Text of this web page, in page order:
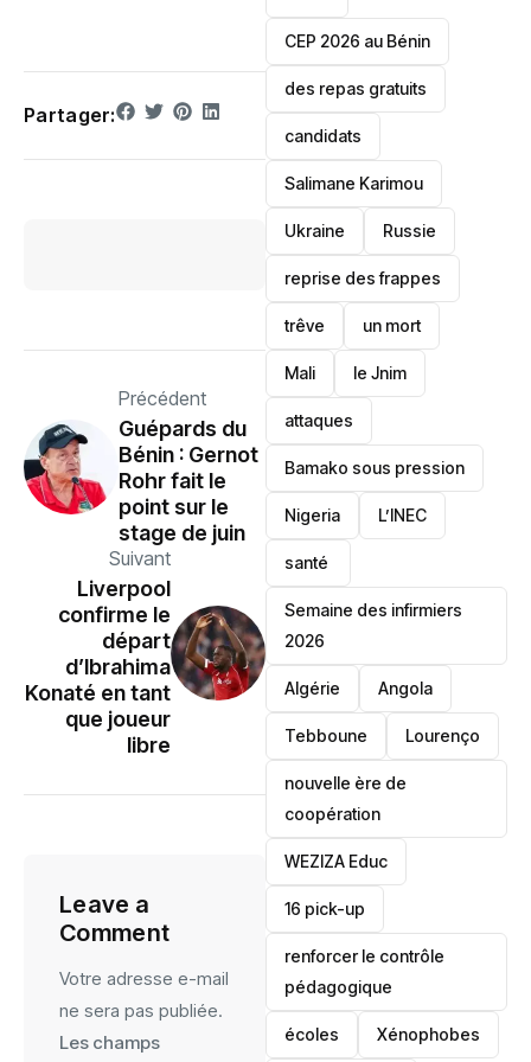
Partager:
Précédent
Guépards du
Bénin : Gernot
Rohr fait le
point sur le
stage de juin
Suivant
‎Liverpool
confirme le
départ
d’Ibrahima
Konaté en tant
que joueur
libre
Leave a
Comment
Votre adresse e-mail
ne sera pas publiée.
Les champs
‎CEP 2026 au Bénin
des repas gratuits
candidats
Salimane Karimou
Ukraine Russie
reprise des frappes
trêve un mort
Mali le Jnim
attaques
Bamako sous pression
‎Nigeria L’INEC
santé ‎
Semaine des infirmiers
2026
‎Algérie Angola
Tebboune Lourenço
nouvelle ère de
coopération
‎WEZIZA Educ
16 pick-up
renforcer le contrôle
pédagogique
écoles ‎Xénophobes